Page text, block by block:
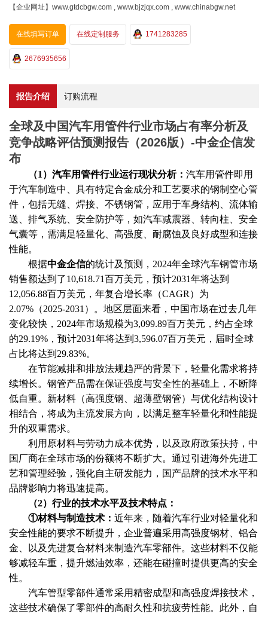
【企业网址】www.gtdcbgw.com , www.bjzjqx.com , www.chinabgw.net
在线填写订单 在线定制服务 1741283285
2676935656
报告介绍 订购流程
全球及中国汽车用管件行业市场占有率分析及
竞争战略评估预测报告（2026版）-中金企信发
布
（1）汽车用管件行业运行现状分析： 汽车用管件即用
于汽车制造中、具有特定合金成分和工艺要求的钢制空心管
件，包括无缝、焊接、不锈钢管，应用于车身结构、流体输
送、排气系统、安全防护等，如汽车减震器、转向柱、安全
气囊等，需满足轻量化、高强度、耐腐蚀及良好成型和连接
性能。
根据中金企信的统计及预测， 2024年全球汽车钢管市场
销售额达到了10,618.71百万美元，预计2031年将达到
12,056.88百万美元，年复合增长率（CAGR）为
2.07%（2025-2031）。地区层面来看，中国市场在过去几年
变化较快，2024年市场规模为3,099.89百万美元，约占全球
的29.19%，预计2031年将达到3,596.07百万美元，届时全球
占比将达到29.83%。
在节能减排和排放法规趋严的背景下，轻量化需求将持
续增长。钢管产品需在保证强度与安全性的基础上，不断降
低自重。新材料（高强度钢、超薄壁钢管）与优化结构设计
相结合，将成为主流发展方向，以满足整车轻量化和性能提
升的双重需求。
利用原材料与劳动力成本优势，以及政府政策扶持，中
国厂商在全球市场的份额将不断扩大。通过引进海外先进工
艺和管理经验，强化自主研发能力，国产品牌的技术水平和
品牌影响力将迅速提高。
（2）行业的技术水平及技术特点：
①材料与制造技术： 近年来，随着汽车行业对轻量化和
安全性能的要求不断提升，企业普遍采用高强度钢材、铝合
金、以及先进复合材料来制造汽车零部件。这些材料不仅能
够减轻车重，提升燃油效率，还能在碰撞时提供更高的安全
性。
汽车管型零部件通常采用精密成型和高强度焊接技术，
这些技术确保了零部件的高耐久性和抗疲劳性能。此外，自